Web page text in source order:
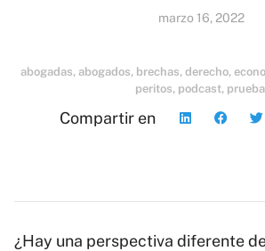
marzo 16, 2022
abogadas, abogados, brechas, derecho,
peritos, podcast, prueba
Compartir en
¿Hay una perspectiva diferente